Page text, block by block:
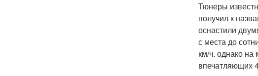
Тюнеры
получил к
оснастили
с места до
км/ч. однако на
впечатляющих